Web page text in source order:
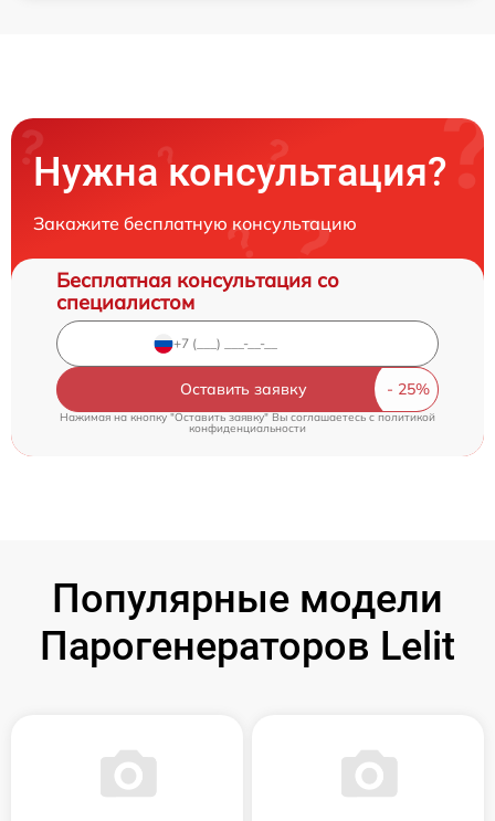
Нужна консультация?
Закажите бесплатную консультацию
Бесплатная консультация со
специалистом
Оставить заявку
Нажимая на кнопку "Оставить заявку" Вы соглашаетесь cполитикой
конфиденциальности
Популярные модели
Парогенераторов Lelit